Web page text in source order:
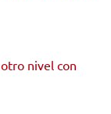
nivel con